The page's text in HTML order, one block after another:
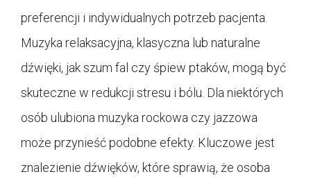
preferencji i indywidualnych potrzeb pacjenta.
Muzyka relaksacyjna, klasyczna lub naturalne
dźwięki, jak szum fal czy śpiew ptaków, mogą być
skuteczne w redukcji stresu i bólu. Dla niektórych
osób ulubiona muzyka rockowa czy jazzowa
może przynieść podobne efekty. Kluczowe jest
znalezienie dźwięków, które sprawią, że osoba